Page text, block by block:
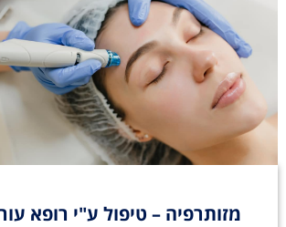
מזותרפיה – טיפול ע"י רופא